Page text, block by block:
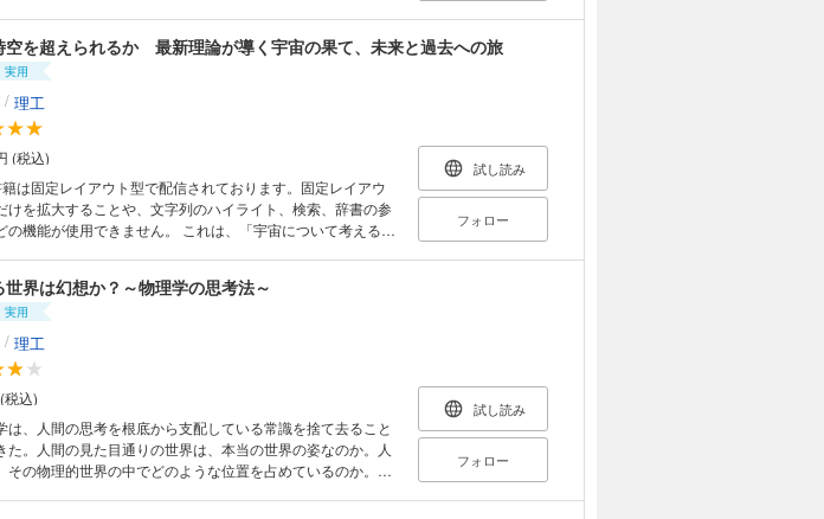
究の先駆者が、観測データや研究上のエピソードを交えて綴
空を超えられるか 最新理論が導く宇宙の果て、未来と過去への旅
実用
/ 理工
(税込)
は固定レイアウト型で配信されております。固定レイアウ
けを拡大することや、文字列のハイライト、検索、辞書の参
用できません。 これは、「宇宙について考えるこ
間について。タイムマシンで未来や過
とができるのか、という話題について想像を交えつつ、物理
き、歴史をふまえながらお話ししていきます。 次は空間に
を飛び出して宇宙へ行くことを考えます。宇宙の果てには何
究極の宇宙船を使って旅することを考えていきます。見逃せ
せてお楽しみください。 最後に時間や空間を超えた
あるのかについて。ここからは推測の世界になりますが、物
極端に荒唐無稽にならない範囲で、あり得る可能性をお伝え
ついて考えるこ
に面白いものです。宇宙に対する親近感が深まれば、あなた
界はさらに広がるでしょう。
試し読み
フォロー
世界は幻想か？～物理学の思考法～
実用
/ 理工
税込)
は、人間の思考を根底から支配している常識を捨て去ること
た。人間の見た目通りの世界は、本当の世界の姿なのか。人
その物理的世界の中でどのような位置を占めているのか。近
試し読み
フォロー